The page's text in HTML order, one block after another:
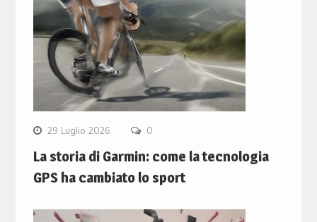
29 Luglio 2026 0
La storia di Garmin: come la tecnologia
GPS ha cambiato lo sport